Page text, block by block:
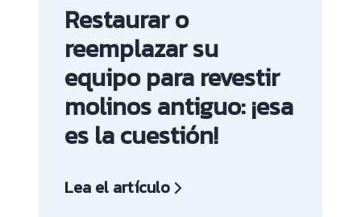
Restaurar o
reemplazar su
equipo para revestir
molinos antiguo: ¡esa
es la cuestión!
Lea el artículo